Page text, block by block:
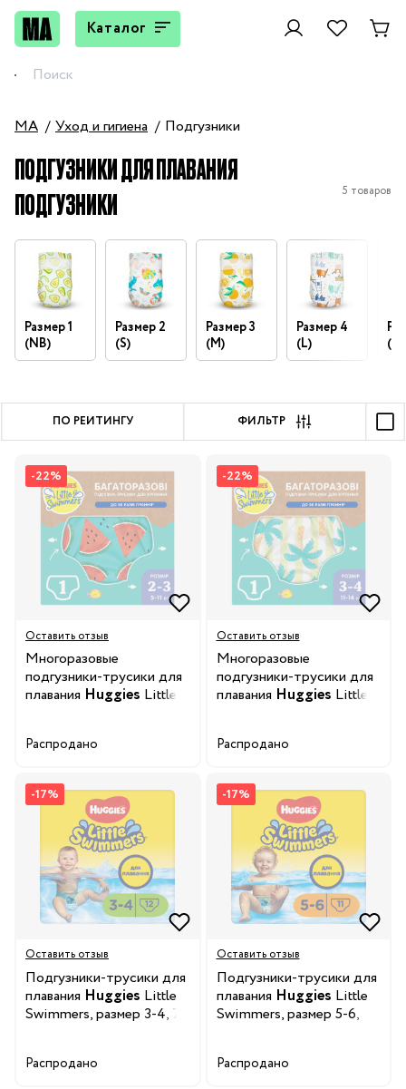
Каталог
MA Уход и гигиена Подгузники
ПОДГУЗНИКИ ДЛЯ ПЛАВАНИЯ
ПОДГУЗНИКИ
5 товаров
Размер 1
(NB)
Размер 2
(S)
Размер 3
(M)
Размер 4
(L)
ПО РЕЙТИНГУ ФИЛЬТР
-22%
Оставить отзыв
Многоразовые
подгузники-трусики для
плавания Huggies Little
Распродано
-22%
Оставить отзыв
Многоразовые
подгузники-трусики для
плавания Huggies Little
Распродано
-17%
Оставить отзыв
Подгузники-трусики для
плавания Huggies Little
Swimmers, размер 3-4, 7-
Распродано
-17%
Оставить отзыв
Подгузники-трусики для
плавания Huggies Little
Swimmers, размер 5-6,
Распродано